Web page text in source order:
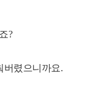
?
버렸으니까요.